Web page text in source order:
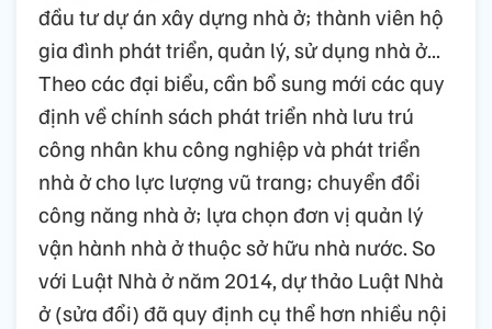
đầu tư dự án xây dựng nhà ở; thành viên hộ
gia đình phát triển, quản lý, sử dụng nhà ở...
Theo các đại biểu, cần bổ sung mới các quy
định về chính sách phát triển nhà lưu trú
công nhân khu công nghiệp và phát triển
nhà ở cho lực lượng vũ trang; chuyển đổi
công năng nhà ở; lựa chọn đơn vị quản lý
vận hành nhà ở thuộc sở hữu nhà nước. So
với Luật Nhà ở năm 2014, dự thảo Luật Nhà
ở (sửa đổi) đã quy định cụ thể hơn nhiều nội